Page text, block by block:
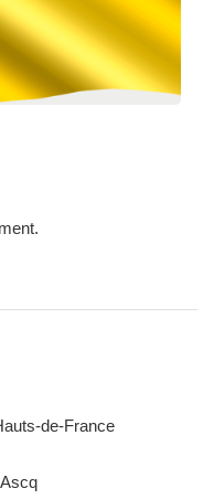
de-France